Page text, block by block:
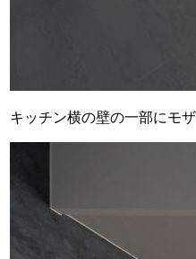
キッチン横の壁の一部にモ